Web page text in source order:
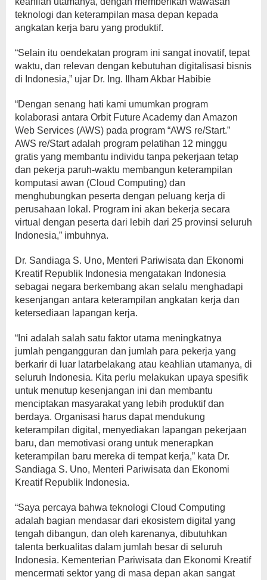
teknologi dan keterampilan masa depan kepada
angkatan kerja baru yang produktif.
“Selain itu oendekatan program ini sangat inovatif, tepat
waktu, dan relevan dengan kebutuhan digitalisasi bisnis
di Indonesia,” ujar Dr. Ing. Ilham Akbar Habibie
“Dengan senang hati kami umumkan program
kolaborasi antara Orbit Future Academy dan Amazon
Web Services (AWS) pada program “AWS re/Start.”
AWS re/Start adalah program pelatihan 12 minggu
gratis yang membantu individu tanpa pekerjaan tetap
dan pekerja paruh-waktu membangun keterampilan
komputasi awan (Cloud Computing) dan
menghubungkan peserta dengan peluang kerja di
perusahaan lokal. Program ini akan bekerja secara
virtual dengan peserta dari lebih dari 25 provinsi seluruh
Indonesia,” imbuhnya.
Dr. Sandiaga S. Uno, Menteri Pariwisata dan Ekonomi
Kreatif Republik Indonesia mengatakan Indonesia
sebagai negara berkembang akan selalu menghadapi
kesenjangan antara keterampilan angkatan kerja dan
ketersediaan lapangan kerja.
“Ini adalah salah satu faktor utama meningkatnya
jumlah pengangguran dan jumlah para pekerja yang
berkarir di luar latarbelakang atau keahlian utamanya, di
seluruh Indonesia. Kita perlu melakukan upaya spesifik
untuk menutup kesenjangan ini dan membantu
menciptakan masyarakat yang lebih produktif dan
berdaya. Organisasi harus dapat mendukung
keterampilan digital, menyediakan lapangan pekerjaan
baru, dan memotivasi orang untuk menerapkan
keterampilan baru mereka di tempat kerja,” kata Dr.
Sandiaga S. Uno, Menteri Pariwisata dan Ekonomi
Kreatif Republik Indonesia.
“Saya percaya bahwa teknologi Cloud Computing
adalah bagian mendasar dari ekosistem digital yang
tengah dibangun, dan oleh karenanya, dibutuhkan
talenta berkualitas dalam jumlah besar di seluruh
Indonesia. Kementerian Pariwisata dan Ekonomi Kreatif
mencermati sektor yang di masa depan akan sangat